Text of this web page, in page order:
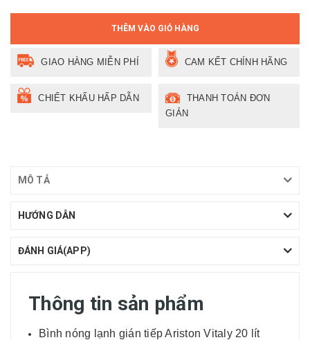
THÊM VÀO GIỎ HÀNG
GIAO HÀNG MIỄN PHÍ CAM KẾT CHÍNH HÃNG
CHIẾT KHẤU HẤP DẪN
THANH TOÁN ĐƠN
GIẢN
MÔ TẢ
HƯỚNG DẪN
ĐÁNH GIÁ(APP)
Thông tin sản phẩm
Bình nóng lạnh gián tiếp Ariston Vitaly 20 lít